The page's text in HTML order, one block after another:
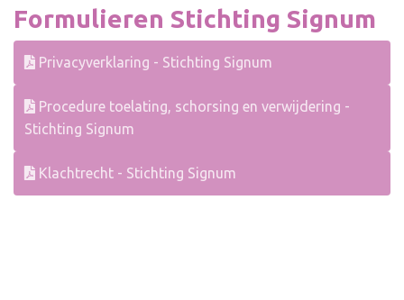
Formulieren Stichting Signum
Privacyverklaring - Stichting Signum
Procedure toelating, schorsing en verwijdering -
Stichting Signum
Klachtrecht - Stichting Signum